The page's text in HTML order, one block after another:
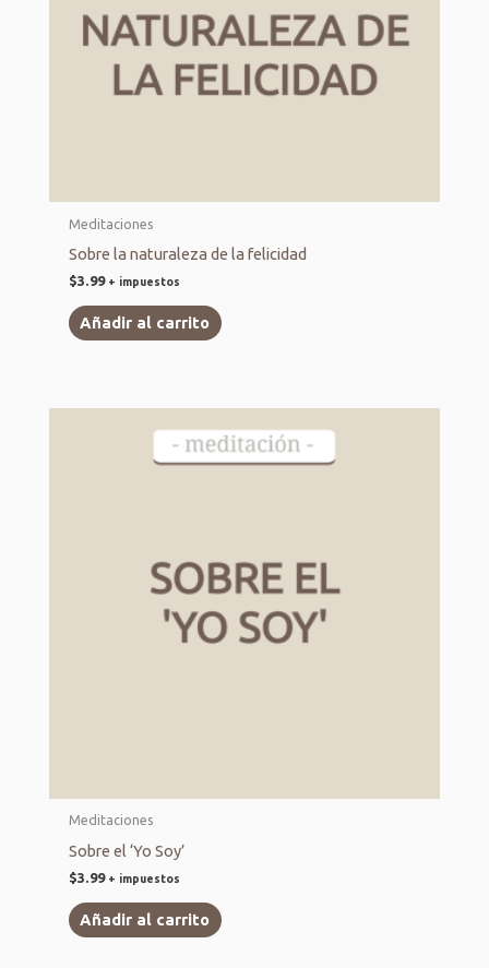
Meditaciones
Sobre la naturaleza de la felicidad
$3.99 + impuestos
Añadir al carrito
Meditaciones
Sobre el ‘Yo Soy’
$3.99 + impuestos
Añadir al carrito